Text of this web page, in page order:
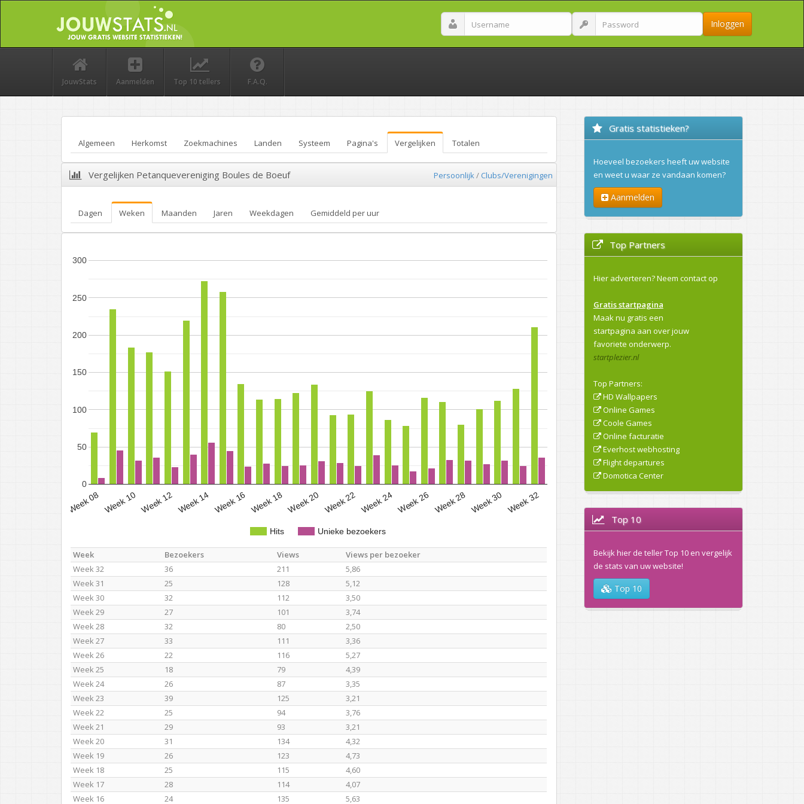
Inloggen
JouwStats Aanmelden Top 10 tellers F.A.Q.
Algemeen Herkomst Zoekmachines Landen Systeem Pagina's Vergelijken Totalen
Vergelijken Petanquevereniging Boules de Boeuf Persoonlijk /Clubs/Verenigingen
Dagen Weken Maanden Jaren Weekdagen Gemiddeld per uur
Hits Unieke bezoekers
Week 32
Week 30
Week 28
Week 26
Week 24
Week 22
Week 20
Week 18
Week 16
Week 14
Week 12
Week 10
Week 08
0
50
100
150
200
250
300
Week Bezoekers Views
Views per bezoeker
Week 32
36 211
5,86
Week 31
25 128
5,12
Week 30
32 112
3,50
Week 29
27 101
3,74
Week 28
32 80
2,50
Week 27
33 111
3,36
Week 26
22 116
5,27
Week 25
18 79
4,39
Week 24
26 87
3,35
Week 23
39 125
3,21
Week 22
25 94
3,76
Week 21
29 93
3,21
Week 20
31 134
4,32
Week 19
26 123
4,73
Week 18
25 115
4,60
Week 17
28 114
4,07
Week 16
24 135 5,63
Gratis statistieken?
Hoeveel bezoekers heeft uw website
en weet u waar ze vandaan komen?
Aanmelden
Top Partners
Hier adverteren?Neem contact op
Gratis startpagina
Maak nu gratis een
startpagina aan over jouw
favoriete onderwerp.
startplezier.nl
Top Partners:
HD Wallpapers
Online Games
Coole Games
Online facturatie
Everhost webhosting
Flight departures
Domotica Center
Top 10
Bekijk hier de teller Top 10 en vergelijk
de stats van uw website!
Top 10